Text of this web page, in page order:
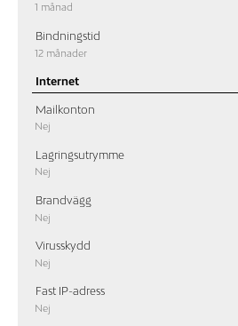
1 månad
Bindningstid
12 månader
Internet
Mailkonton
Nej
Lagringsutrymme
Nej
Brandvägg
Nej
Virusskydd
Nej
Fast IP-adress
Nej